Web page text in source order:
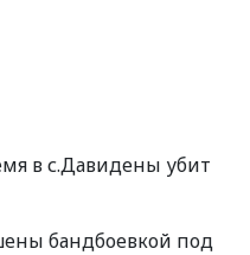
в с.Давидены убит
бандбоевкой под